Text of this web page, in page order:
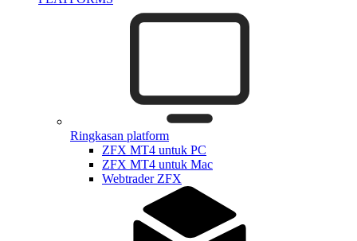
Ringkasan platform
ZFX MT4 untuk PC
ZFX MT4 untuk Mac
Webtrader ZFX